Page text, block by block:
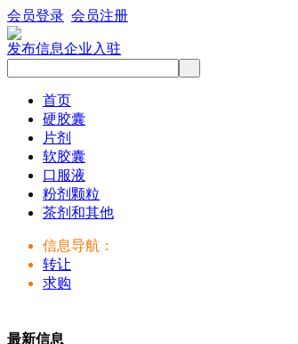
会员登录 会员注册
发布信息企业入驻
首页
硬胶囊
片剂
软胶囊
口服液
粉剂颗粒
茶剂和其他
信息导航：
转让
求购
最新信息